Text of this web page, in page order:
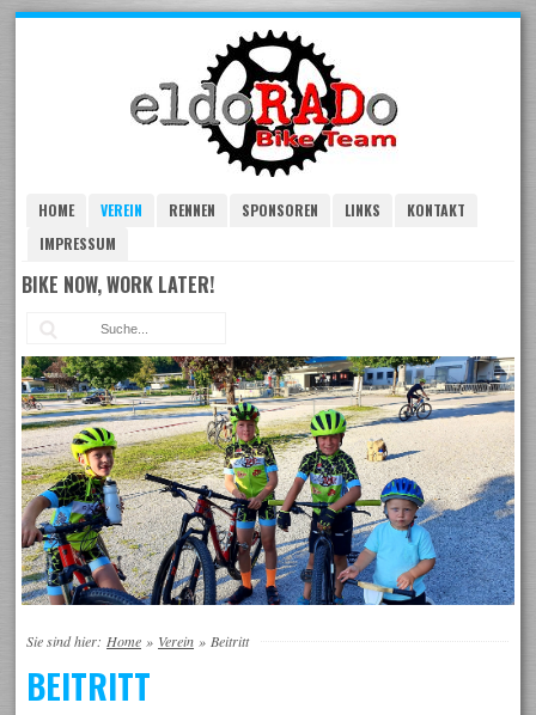
HOME VEREIN RENNEN SPONSOREN LINKS
KONTAKT
IMPRESSUM
BIKE NOW, WORK LATER!
Sie sind hier: Home » Verein » Beitritt
BEITRITT